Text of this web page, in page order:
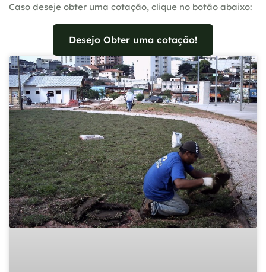
Caso deseje obter uma cotação, clique no botão abaixo:
Desejo Obter uma cotação!